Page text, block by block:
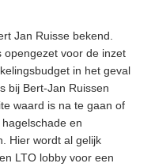
Jan Ruisse bekend.
opengezet voor de inzet
in het geval
bij Bert-Jan Ruissen
waard is na te gaan of
en
Hier wordt al gelijk
LTO lobby voor een